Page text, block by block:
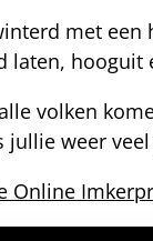
met
hooguit
volken
jullie weer
Online